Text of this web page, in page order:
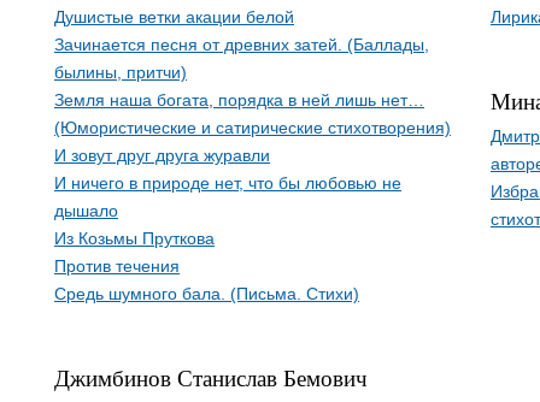
Душистые ветки акации белой
Зачинается песня от древних затей. (Баллады,
былины, притчи)
Земля наша богата, порядка в ней лишь нет…
(Юмористические и сатирические стихотворения)
И зовут друг друга журавли
И ничего в природе нет, что бы любовью не
дышало
Из Козьмы Пруткова
Против течения
Средь шумного бала. (Письма. Стихи)
Джимбинов Станислав Бемович